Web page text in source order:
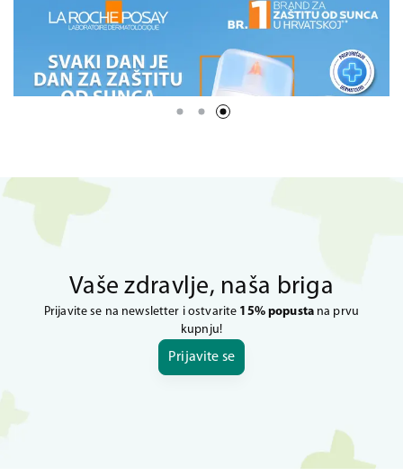
Vaše zdravlje, naša briga
Prijavite se na newsletter i ostvarite 15% popustana prvu
kupnju!
Prijavite se